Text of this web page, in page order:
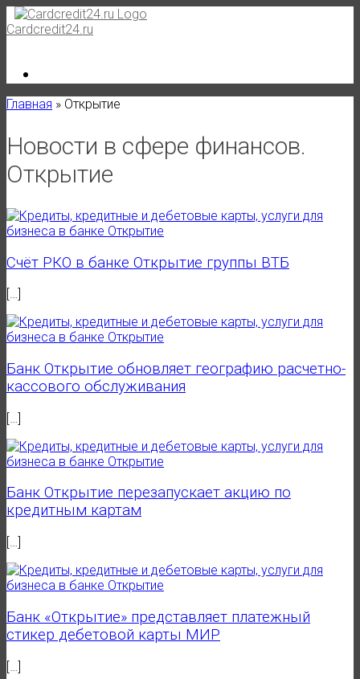
Skip
to
Cardcredit24.ru
Главная » Открытие
Новости в сфере финансов.
Открытие
Счёт РКО в банке Открытие группы ВТБ
[…]
Банк Открытие обновляет географию расчетно-
кассового обслуживания
[…]
Банк Открытие перезапускает акцию по
кредитным картам
[…]
Банк «Открытие» представляет платежный
стикер дебетовой карты МИР
[…]